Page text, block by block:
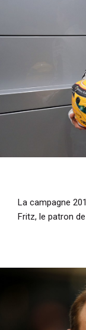
La campagne
Fritz, le patron